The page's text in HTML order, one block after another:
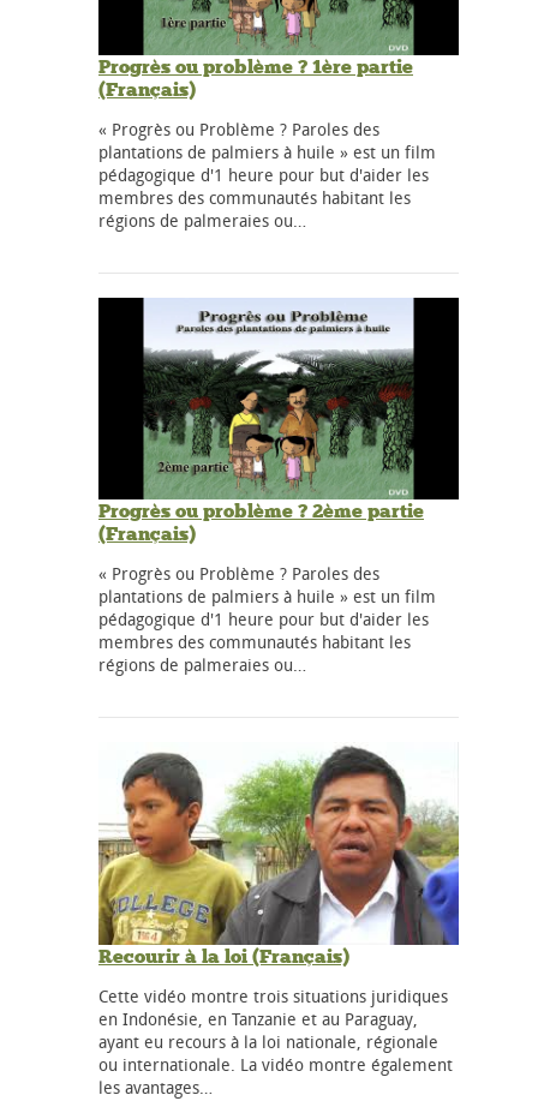
Progrès ou problème ? 1ère partie
(Français)
« Progrès ou Problème ? Paroles des
plantations de palmiers à huile » est un film
pédagogique d'1 heure pour but d'aider les
membres des communautés habitant les
régions de palmeraies ou…
Progrès ou problème ? 2ème partie
(Français)
« Progrès ou Problème ? Paroles des
plantations de palmiers à huile » est un film
pédagogique d'1 heure pour but d'aider les
membres des communautés habitant les
régions de palmeraies ou…
Recourir à la loi (Français)
Cette vidéo montre trois situations juridiques
en Indonésie, en Tanzanie et au Paraguay,
ayant eu recours à la loi nationale, régionale
ou internationale. La vidéo montre également
les avantages…